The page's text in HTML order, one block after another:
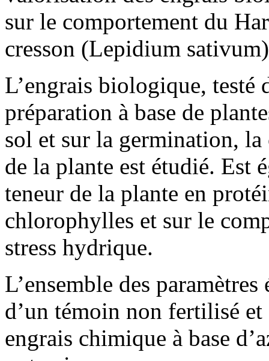
sur le comportement du
cresson (Lepidium
L’engrais biologique, testé
préparation à base de
sol et sur la germination, la
de la plante est étudié. Est
teneur de la plante en
chlorophylles et sur le
stress hydrique.
L’ensemble des
d’un témoin non fertilisé
engrais chimique à base